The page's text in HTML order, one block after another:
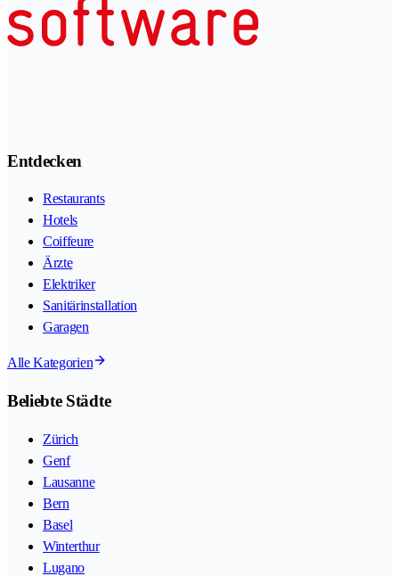
Entdecken
Restaurants
Hotels
Coiffeure
Ärzte
Elektriker
Sanitärinstallation
Garagen
Alle Kategorien
Beliebte Städte
Zürich
Genf
Lausanne
Bern
Basel
Winterthur
Lugano